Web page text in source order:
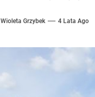
Wioleta Grzybek 4 Lata Ago